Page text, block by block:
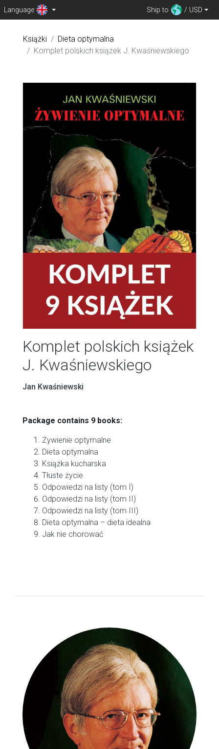
Language Ship to / USD
Książki
Dieta optymalna
Komplet polskich książek J. Kwaśniewskiego
Komplet polskich książek
J. Kwaśniewskiego
Jan Kwaśniewski
Package contains 9 books:
Żywienie optymalne
Dieta optymalna
Książka kucharska
Tłuste życie
Odpowiedzi na listy (tom I)
Odpowiedzi na listy (tom II)
Odpowiedzi na listy (tom III)
Dieta optymalna – dieta idealna
Jak nie chorować